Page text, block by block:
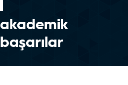
akademik
başarılar